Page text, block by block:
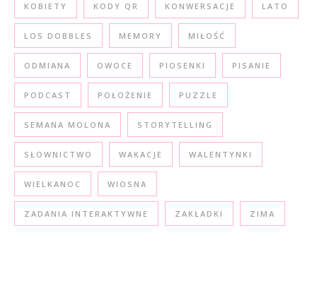
KOBIETY KODY QR KONWERSACJE LATO
LOS DOBBLES MEMORY MIŁOŚĆ
ODMIANA OWOCE PIOSENKI PISANIE
PODCAST POŁOŻENIE PUZZLE
SEMANA MOLONA STORYTELLING
SŁOWNICTWO WAKACJE WALENTYNKI
WIELKANOC WIOSNA
ZADANIA INTERAKTYWNE ZAKŁADKI ZIMA